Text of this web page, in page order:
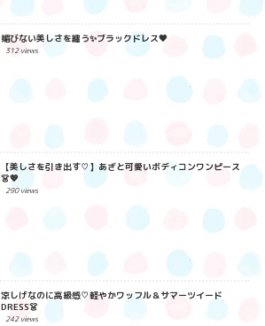
媚びない美しさを纏う✨ブラックドレス🖤
312 views
【美しさを引き出す♡】あざと可愛いボディコンワンピース
👗💖
290 views
涼しげなのに高級感♡軽やかワッフル＆サマーツイード
DRESS👗
242 views